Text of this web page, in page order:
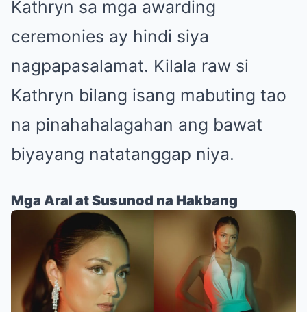
Kathryn sa mga awarding
ceremonies ay hindi siya
nagpapasalamat. Kilala raw si
Kathryn bilang isang mabuting tao
na pinahahalagahan ang bawat
biyayang natatanggap niya.
Mga Aral at Susunod na Hakbang